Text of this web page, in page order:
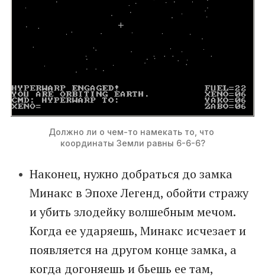
Должно ли о чем-то намекать то, что
координаты Земли равны 6-6-6?
Наконец, нужно добраться до замка
Минакс в Эпохе Легенд, обойти стражу
и убить злодейку волшебным мечом.
Когда ее ударяешь, Минакс исчезает и
появляется на другом конце замка, а
когда догоняешь и бьешь ее там,